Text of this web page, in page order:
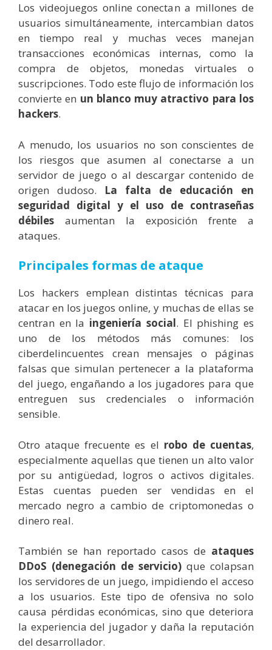
Los videojuegos online conectan a millones de
usuarios simultáneamente, intercambian datos
en tiempo real y muchas veces manejan
transacciones económicas internas, como la
compra de objetos, monedas virtuales o
suscripciones. Todo este flujo de información los
convierte en un blanco muy atractivo para los
hackers.
A menudo, los usuarios no son conscientes de
los riesgos que asumen al conectarse a un
servidor de juego o al descargar contenido de
origen dudoso. La falta de educación en
seguridad digital y el uso de contraseñas
débiles aumentan la exposición frente a
ataques.
Principales formas de ataque
Los hackers emplean distintas técnicas para
atacar en los juegos online, y muchas de ellas se
centran en la ingeniería social. El phishing es
uno de los métodos más comunes: los
ciberdelincuentes crean mensajes o páginas
falsas que simulan pertenecer a la plataforma
del juego, engañando a los jugadores para que
entreguen sus credenciales o información
sensible.
Otro ataque frecuente es el robo de cuentas,
especialmente aquellas que tienen un alto valor
por su antigüedad, logros o activos digitales.
Estas cuentas pueden ser vendidas en el
mercado negro a cambio de criptomonedas o
dinero real.
También se han reportado casos de ataques
DDoS (denegación de servicio) que colapsan
los servidores de un juego, impidiendo el acceso
a los usuarios. Este tipo de ofensiva no solo
causa pérdidas económicas, sino que deteriora
la experiencia del jugador y daña la reputación
del desarrollador.